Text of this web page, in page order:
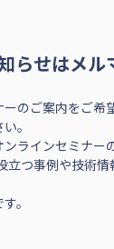
らせはメル
のご案内をご希
。
ラインセミナー
立つ事例や技術
。